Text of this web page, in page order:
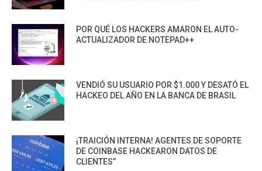
POR QUÉ LOS HACKERS AMARON EL AUTO-
ACTUALIZADOR DE NOTEPAD++
VENDIÓ SU USUARIO POR $1.000 Y DESATÓ EL
HACKEO DEL AÑO EN LA BANCA DE BRASIL
¡TRAICIÓN INTERNA! AGENTES DE SOPORTE
DE COINBASE HACKEARON DATOS DE
CLIENTES”